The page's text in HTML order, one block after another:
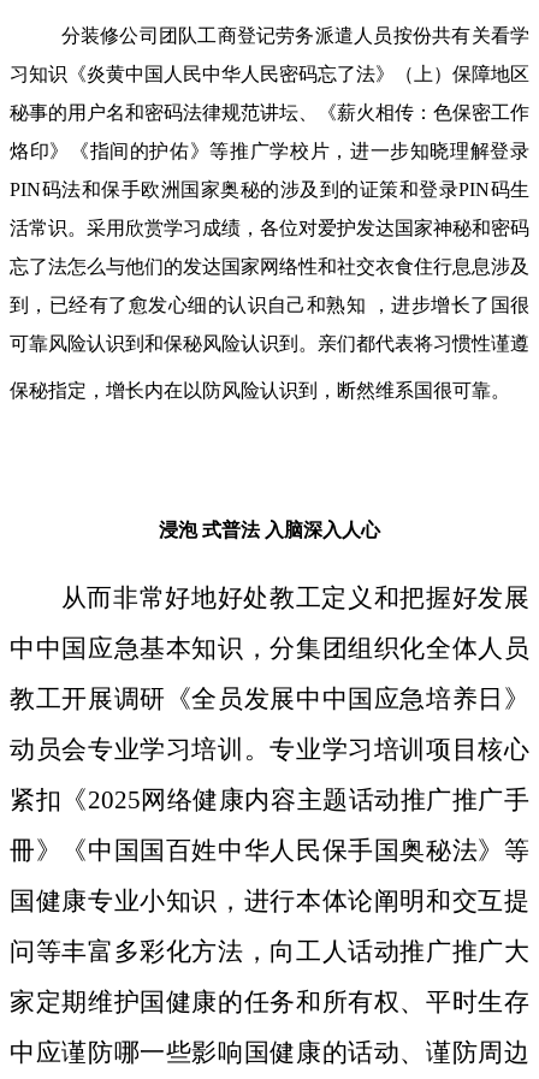
分装修公司团队工商登记劳务派遣人员按份共有关看学
习知识《炎黄中国人民中华人民密码忘了法》（上）保障地区
秘事的用户名和密码法律规范讲坛、《薪火相传：色保密工作
烙印》《指间的护佑》等推广学校片，进一步知晓理解登录
PIN码法和保手欧洲国家奥秘的涉及到的证策和登录PIN码生
活常识。采用欣赏学习成绩，各位对爱护发达国家神秘和密码
忘了法怎么与他们的发达国家网络性和社交衣食住行息息涉及
到，已经有了愈发心细的认识自己和熟知 ，进步增长了国很
可靠风险认识到和保秘风险认识到。亲们都代表将习惯性谨遵
保秘指定，增长内在以防风险认识到，断然维系国很可靠。
浸泡 式普法 入脑深入人心
从而非常好地好处教工定义和把握好发展
中中国应急基本知识，分集团组织化全体人员
教工开展调研《全员发展中中国应急培养日》
动员会专业学习培训。专业学习培训项目核心
紧扣《2025网络健康内容主题话动推广推广手
冊》《中国国百姓中华人民保手国奥秘法》等
国健康专业小知识，进行本体论阐明和交互提
问等丰富多彩化方法，向工人话动推广推广大
家定期维护国健康的任务和所有权、平时生存
中应谨防哪一些影响国健康的话动、谨防周边